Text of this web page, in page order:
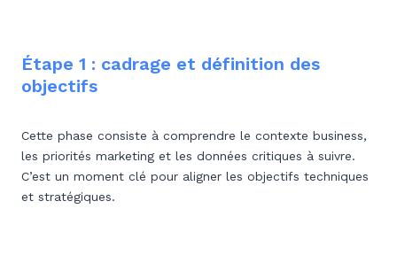
Étape 1 : cadrage et définition des
objectifs
Cette phase consiste à comprendre le contexte business,
les priorités marketing et les données critiques à suivre.
C’est un moment clé pour aligner les objectifs techniques
et stratégiques.